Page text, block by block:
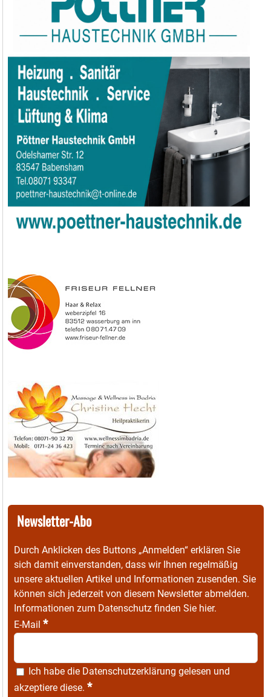
Newsletter-Abo
Durch Anklicken des Buttons „Anmelden“ erklären Sie
sich damit einverstanden, dass wir Ihnen regelmäßig
unsere aktuellen Artikel und Informationen zusenden. Sie
können sich jederzeit von diesem Newsletter abmelden.
Informationen zum Datenschutz finden Sie hier.
E-Mail *
Ich habe die Datenschutzerklärung gelesen und
akzeptiere diese. *